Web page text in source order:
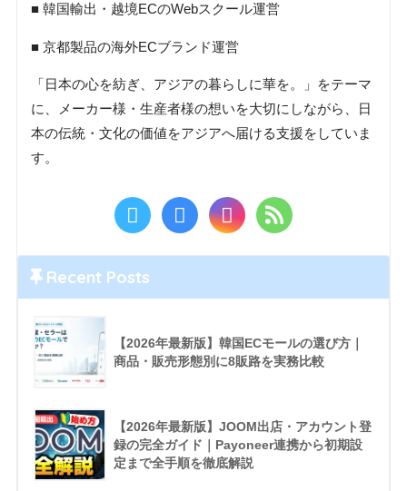
■ 韓国輸出・越境ECのWebスクール運営
■ 京都製品の海外ECブランド運営
「日本の心を紡ぎ、アジアの暮らしに華を。」をテーマ
に、メーカー様・生産者様の想いを大切にしながら、日
本の伝統・文化の価値をアジアへ届ける支援をしていま
す。
Recent Posts
【2026年最新版】韓国ECモールの選び方｜
商品・販売形態別に8販路を実務比較
【2026年最新版】JOOM出店・アカウント登
録の完全ガイド｜Payoneer連携から初期設
定まで全手順を徹底解説